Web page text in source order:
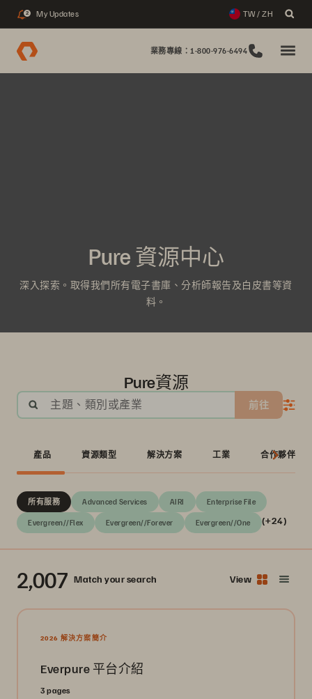
2 My Updates TW / ZH
業務專線：1-800-976-6494
Pure 資源中心
深入探索。取得我們所有電子書庫、分析師報告及白皮書等資
料。
Pure資源
主題、類別或產業 前往
產品 資源類型 解決方案 工業 合作夥伴
所有服務 Advanced Services AIRI Enterprise File
Evergreen//Flex Evergreen//Forever Evergreen//One (+24)
2,007 Match your search View
2026 解決方案簡介
Everpure 平台介紹
3 pages